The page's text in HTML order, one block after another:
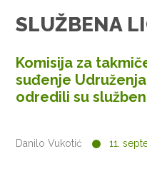
SLUŽBENA
Komisija za
suđenje
odredili su
Danilo Vukotić 11.